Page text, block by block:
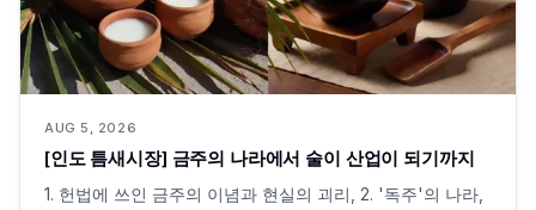
AUG 5, 2026
[인도 틈새시장] 금주의 나라에서 술이 산업이 되기까지
1. 헌법에 쓰인 금주의 이념과 현실의 괴리, 2. '독주'의 나라,